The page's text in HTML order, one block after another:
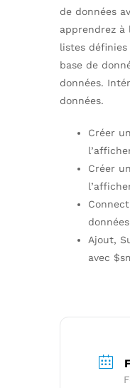
de données
apprendrez à
listes
base de
données.
données.
Créer
Créer
Ajout,
avec